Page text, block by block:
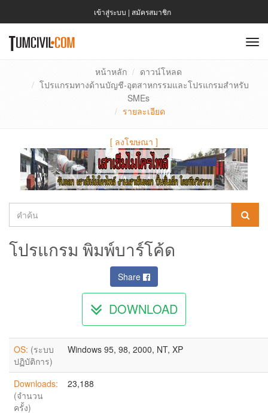
เข้าสู่ระบบ | สมัครสมาชิก
หน้าหลัก
ดาวน์โหลด
โปรแกรมทางด้านบัญชี-อุตสาหกรรมและโปรแกรมสำหรับ
SMEs
รายละเอียด
[ ลงโฆษณา ]
โปรแกรม พิมพ์บาร์โค้ด
Share
DOWNLOAD
OS: (ระบบ
ปฏิบัติการ)
Windows 95, 98, 2000, NT, XP
Downloads:
(จำนวน
ครั้ง)
23,188